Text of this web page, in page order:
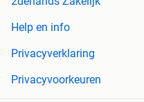
Help en info
Privacyverklaring
Privacyvoorkeuren